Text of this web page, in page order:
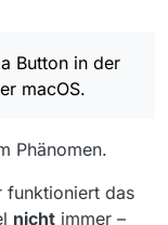
jedoch sehr
was passiert.
Herunterladen via
sollte) unter
Button in der
macOS.
Phänomen.
funktioniert das
nicht immer –